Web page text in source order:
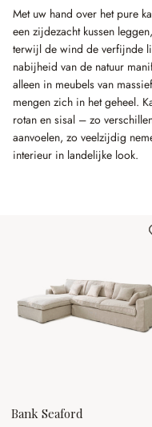
Met uw hand over het pure
een zijdezacht kussen
terwijl de wind de verfijnde
nabijheid van de natuur
alleen in meubels van
mengen zich in het geheel.
rotan en sisal – zo
aanvoelen, zo veelzijdig
interieur in landelijke look.
Bank Seaford